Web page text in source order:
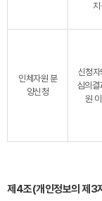
지
인체자원 분
양신청
신청자
심의결
원
제4조(개인정보의 제3